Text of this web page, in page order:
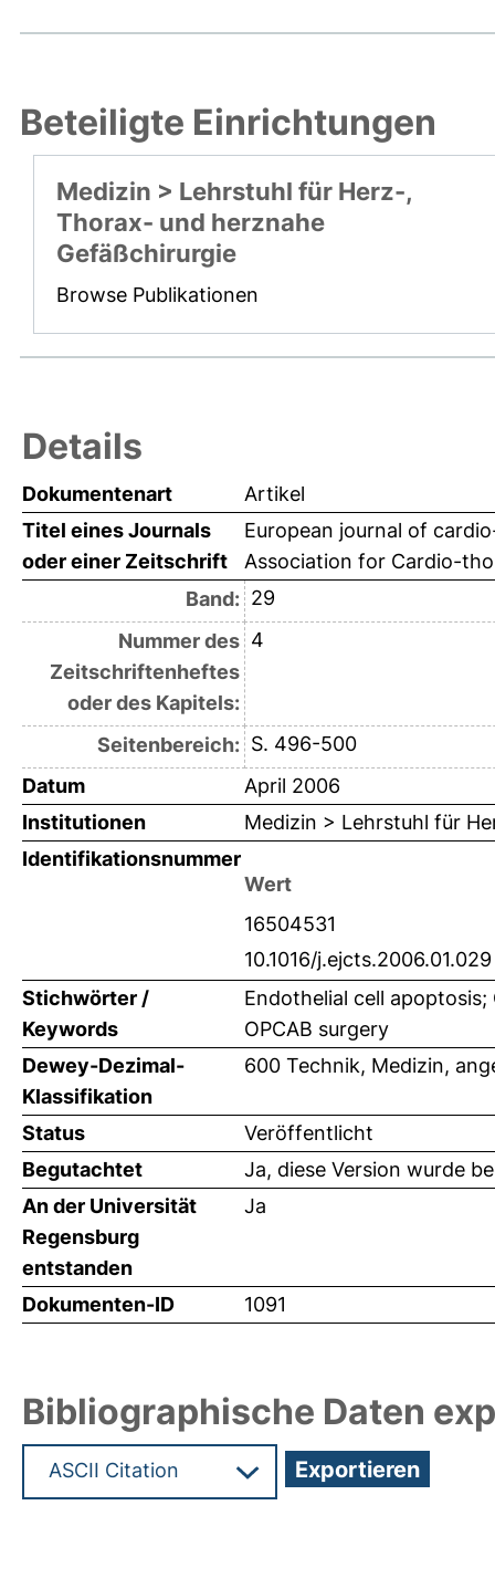
Beteiligte Einrichtungen
Medizin > Lehrstuhl für Herz-,
Thorax- und herznahe
Gefäßchirurgie
Browse Publikationen
Details
Dokumentenart
Artikel
Titel eines Journals
oder einer Zeitschrift
European journal of
Association for Cardio-
Band: 29
Nummer des
Zeitschriftenheftes
oder des Kapitels:
4
Seitenbereich: S. 496-500
Datum
April 2006
Institutionen
Medizin > Lehrstuhl für
Identifikationsnummer
Wert
16504531
10.1016/j.ejcts.2006.01.029
Stichwörter /
Keywords
Endothelial cell
OPCAB surgery
Dewey-Dezimal-
Klassifikation
600 Technik, Medizin,
Status
Veröffentlicht
Begutachtet
Ja, diese Version wurde
An der Universität
Regensburg
entstanden
Ja
Dokumenten-ID 1091
Bibliographische Daten